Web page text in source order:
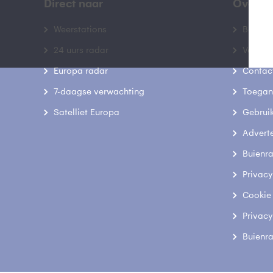
Direct naar
Weerstations
24 uurs radar
Europa radar
7-daagse verwachting
Satelliet Europa
Over